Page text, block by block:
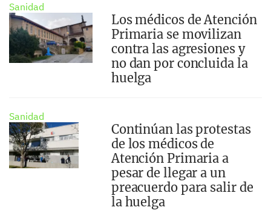
Sanidad
Los médicos de Atención
Primaria se movilizan
contra las agresiones y
no dan por concluida la
huelga
Sanidad
Continúan las protestas
de los médicos de
Atención Primaria a
pesar de llegar a un
preacuerdo para salir de
la huelga